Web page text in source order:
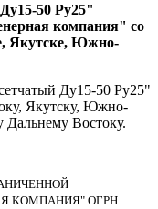
50 Ру25"
компания" со
Якутске, Южно-
Ду15-50 Ру25"
Якутску, Южно-
Дальнему Востоку.
КОМПАНИЯ" ОГРН